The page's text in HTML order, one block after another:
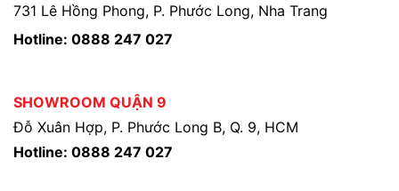
731 Lê Hồng Phong, P. Phước Long, Nha Trang
Hotline: 0888 247 027
SHOWROOM QUẬN 9
Đỗ Xuân Hợp, P. Phước Long B, Q. 9, HCM
Hotline: 0888 247 027